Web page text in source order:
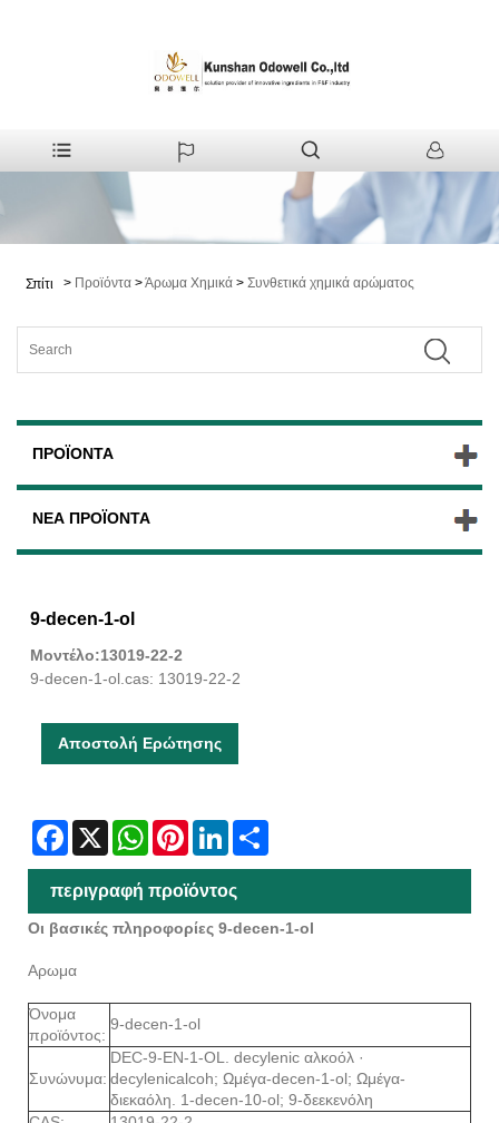
Σπίτι > Προϊόντα >Άρωμα Χημικά > Συνθετικά χημικά αρώματος
ΠΡΟΪΌΝΤΑ
ΝΈΑ ΠΡΟΪΌΝΤΑ
9-decen-1-ol
Μοντέλο:13019-22-2
9-decen-1-ol.cas: 13019-22-2
Αποστολή Ερώτησης
Facebook
X WhatsAppPinterestLinkedIn
περιγραφή προϊόντος
Οι βασικές πληροφορίες 9-decen-1-ol
Αρωμα
Όνομα
προϊόντος:
9-decen-1-ol
Συνώνυμα:
DEC-9-EN-1-OL. decylenic αλκοόλ ·
decylenicalcoh; Ωμέγα-decen-1-ol; Ωμέγα-
διεκαόλη. 1-decen-10-ol; 9-δεεκενόλη